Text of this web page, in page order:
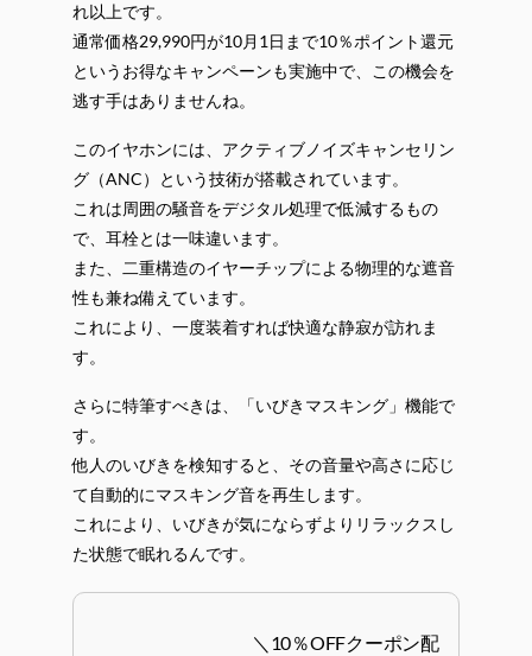
れ以上です。
通常価格29,990円が10月1日まで10％ポイント還元
というお得なキャンペーンも実施中で、この機会を
逃す手はありませんね。
このイヤホンには、アクティブノイズキャンセリン
グ（ANC）という技術が搭載されています。
これは周囲の騒音をデジタル処理で低減するもの
で、耳栓とは一味違います。
また、二重構造のイヤーチップによる物理的な遮音
性も兼ね備えています。
これにより、一度装着すれば快適な静寂が訪れま
す。
さらに特筆すべきは、「いびきマスキング」機能で
す。
他人のいびきを検知すると、その音量や高さに応じ
て自動的にマスキング音を再生します。
これにより、いびきが気にならずよりリラックスし
た状態で眠れるんです。
＼10％OFFクーポン配